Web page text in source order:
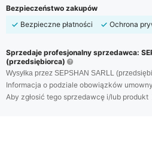
Bezpieczeństwo zakupów
Bezpieczne płatności
Ochrona
Sprzedaje profesjonalny sprzedawca:
(przedsiębiorca)
Wysyłka przez SEPSHAN SARLL
Informacja o podziale obowiązków
Aby zgłosić tego sprzedawcę i/lub produkt